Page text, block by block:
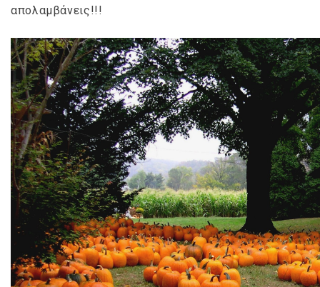
απολαμβάνεις!!!